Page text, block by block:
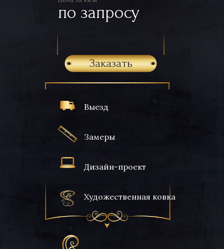
Выезд
Замеры
Дизайн-проект
Художественная ковка
по запросу
Заказать